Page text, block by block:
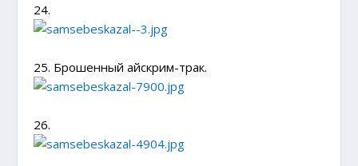
24.
25. Брошенный айскрим-трак.
26.